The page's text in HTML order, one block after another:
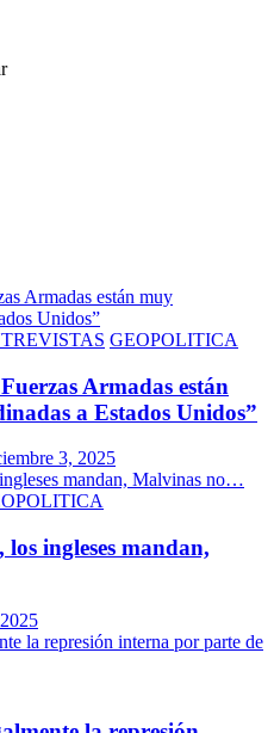
GEOPOLITICA
Armadas están
a Estados Unidos”
3, 2025
ingleses mandan,